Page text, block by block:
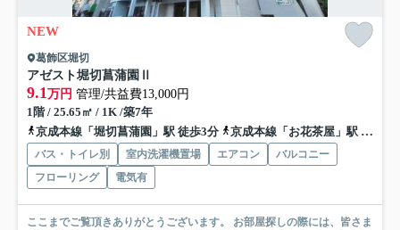
NEW
葛飾区堀切
アゼスト堀切菖蒲園Ⅱ
9.1万円 管理/共益費13,000円
1階 / 25.65㎡ / 1K /築7年
京成本線「堀切菖蒲園」駅 徒歩3分
京成本線「お花茶屋」駅 徒歩16分
バス・トイレ別 室内洗濯機置場 エアコン
バルコニー
フローリング
電気有
ここまでご覧頂きありがとうございます。 お部屋探しの際には、皆さま